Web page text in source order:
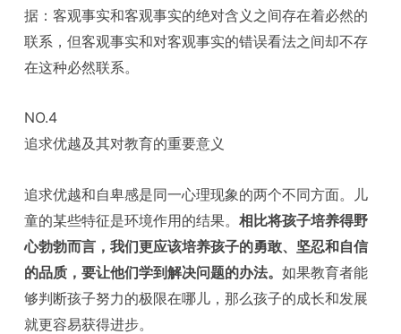
据：客观事实和客观事实的绝对含义之间存在着必然的
联系，但客观事实和对客观事实的错误看法之间却不存
在这种必然联系。
NO.4
追求优越及其对教育的重要意义
追求优越和自卑感是同一心理现象的两个不同方面。儿
童的某些特征是环境作用的结果。相比将孩子培养得野
心勃勃而言，我们更应该培养孩子的勇敢、坚忍和自信
的品质，要让他们学到解决问题的办法。如果教育者能
够判断孩子努力的极限在哪儿，那么孩子的成长和发展
就更容易获得进步。